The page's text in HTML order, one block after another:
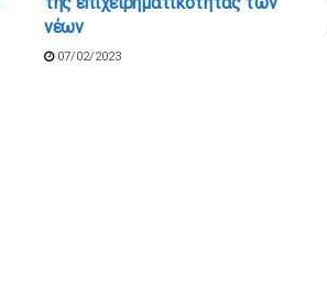
νέων
07/02/2023